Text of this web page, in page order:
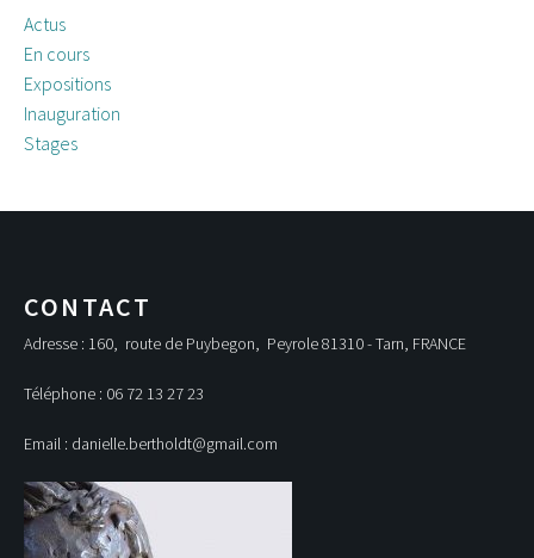
Actus
En cours
Expositions
Inauguration
Stages
CONTACT
Adresse : 160, route de Puybegon, Peyrole 81310 - Tarn, FRANCE
Téléphone : 06 72 13 27 23
Email : danielle.bertholdt@gmail.com